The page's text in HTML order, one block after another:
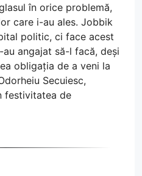
în orice problemă,
care i-au ales. Jobbik
politic, ci face acest
angajat să-l facă, deși
obligația de a veni la
Secuiesc,
festivitatea de